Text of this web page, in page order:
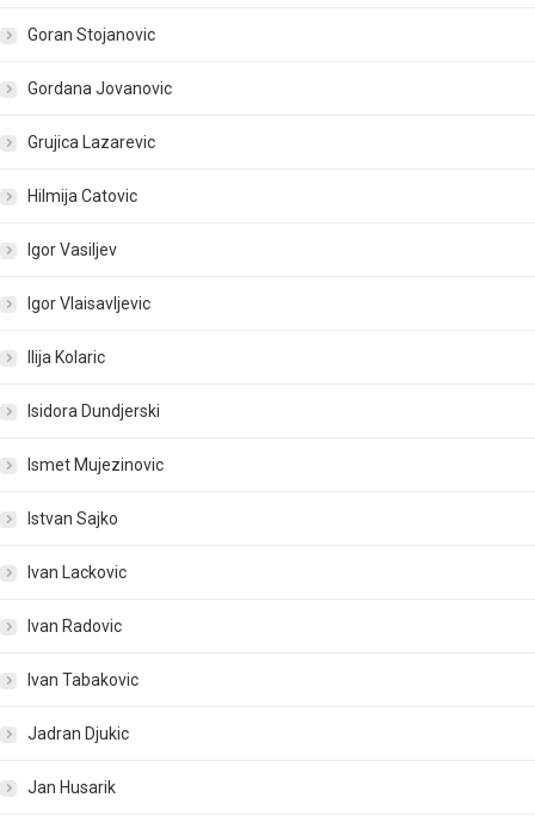
Goran Stojanovic
Gordana Jovanovic
Grujica Lazarevic
Hilmija Catovic
Igor Vasiljev
Igor Vlaisavljevic
Ilija Kolaric
Isidora Dundjerski
Ismet Mujezinovic
Istvan Sajko
Ivan Lackovic
Ivan Radovic
Ivan Tabakovic
Jadran Djukic
Jan Husarik